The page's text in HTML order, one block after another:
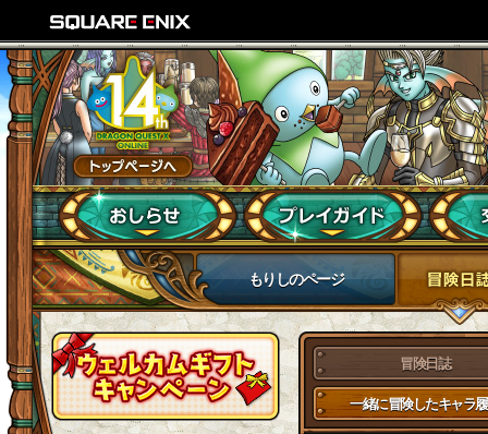
もりしのページ
冒険日誌
一緒に冒険したキャラ